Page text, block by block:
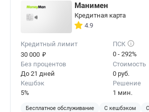
Манимен
Кредитная карта
4.9
Кредитный лимит
30 000 ₽
ПСК
0 - 292%
Без процентов
До 21 дней
Стоимость
0 руб.
Кешбэк
5%
Решение
1 мин.
Бесплатное обслуживание С кешбэком